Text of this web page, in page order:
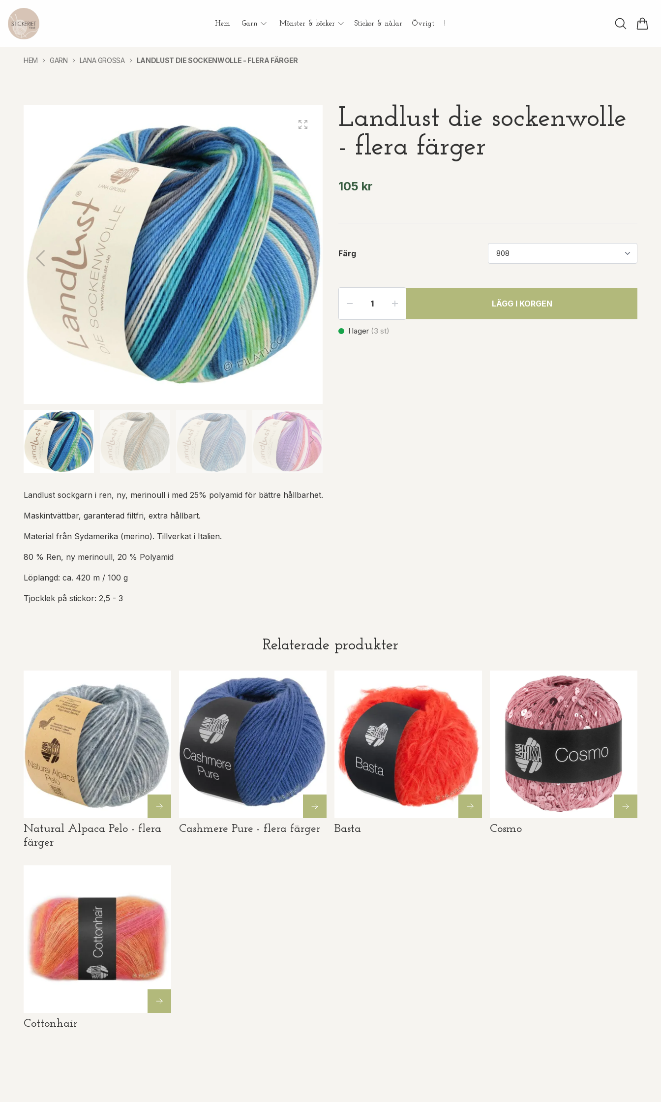
Hem Garn Mönster & böcker Stickor & nålar Övrigt !
HEM GARN LANA GROSSA LANDLUST DIE SOCKENWOLLE - FLERA FÄRGER
Landlust die sockenwolle
- flera färger
105 kr
Färg
LÄGG I KORGEN
I lager (3 st)
Landlust sockgarn i ren, ny, merinoull i med 25% polyamid för bättre hållbarhet.
Maskintvättbar, garanterad filtfri, extra hållbart.
Material från Sydamerika (merino). Tillverkat i Italien.
80 % Ren, ny merinoull, 20 % Polyamid
Löplängd: ca. 420 m / 100 g
Tjocklek på stickor: 2,5 - 3
Relaterade produkter
Natural Alpaca Pelo - flera
färger
Cashmere Pure - flera färger Basta Cosmo
Cottonhair